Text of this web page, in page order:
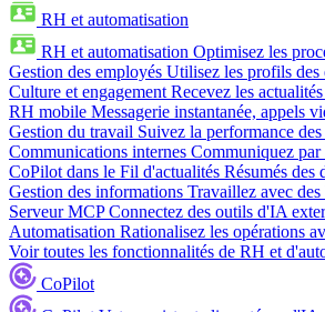
RH et automatisation
RH et automatisation Optimisez les
Gestion des employés Utilisez les profils des
Culture et engagement Recevez les
RH mobile Messagerie instantanée, appels
Gestion du travail Suivez la performance
Communications internes Communiquez par
CoPilot dans le Fil d'actualités Résumés des
Gestion des informations Travaillez avec des
Serveur MCP Connectez des outils d'IA
Automatisation Rationalisez les opérations
Voir toutes les fonctionnalités de RH et
CoPilot